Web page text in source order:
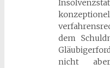
dem
nicht